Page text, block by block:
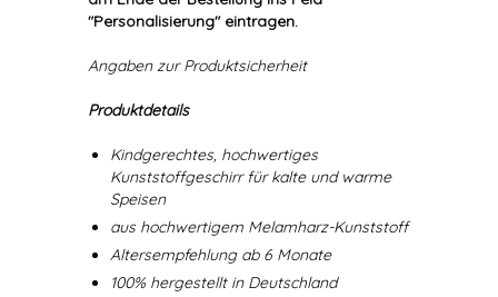
"Personalisierung" eintragen.
Angaben zur Produktsicherheit
Produktdetails
Kindgerechtes, hochwertiges
Kunststoffgeschirr für kalte und warme
Speisen
aus hochwertigem Melamharz-Kunststoff
Altersempfehlung ab 6 Monate
100% hergestellt in Deutschland